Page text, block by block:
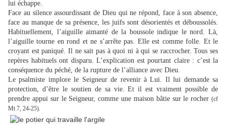
lui échappe.
Face au silence assourdissant de Dieu qui ne répond, face à son absence,
face au manque de sa présence, les juifs sont désorientés et déboussolés.
Habituellement, l’aiguille aimanté de la boussole indique le nord. Là,
l’aiguille tourne en rond et ne s’arrête pas. Elle est comme folle. Et le
croyant est paniqué. Il ne sait pas à quoi ni à qui se raccrocher. Tous ses
repères habituels ont disparu. L’explication est pourtant claire : c’est la
conséquence du péché, de la rupture de l’alliance avec Dieu.
Le psalmiste implore le Seigneur de revenir à Lui. Il lui demande sa
protection, d’être le soutien de sa vie. Et il est vraiment possible de
prendre appui sur le Seigneur, comme une maison bâtie sur le rocher (cf
Mt 7, 24-25).